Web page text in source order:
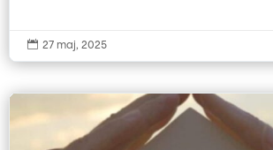
 27 maj, 2025